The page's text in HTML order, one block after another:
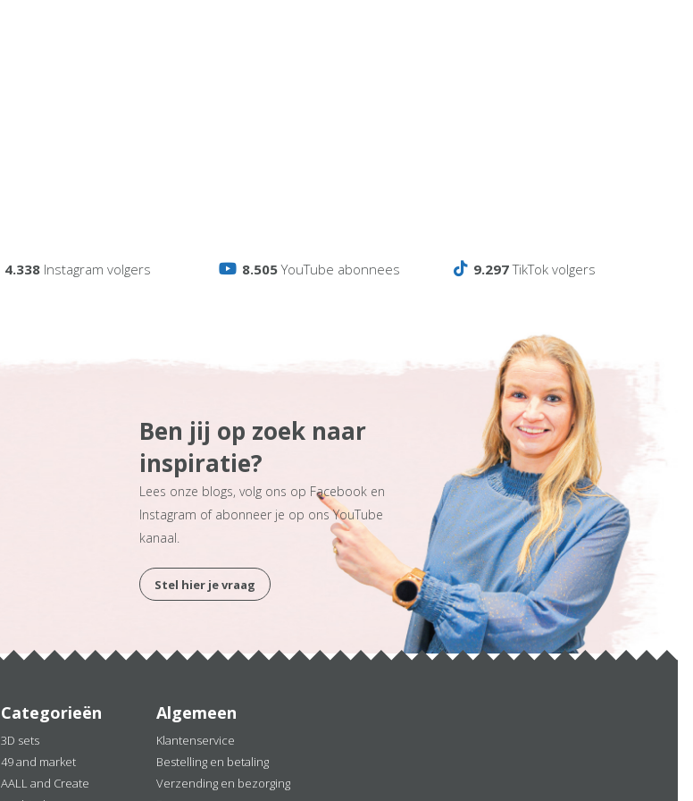
4.338Instagram volgers 8.505YouTube abonnees 9.297TikTok volgers
Ben jij op zoek naar
inspiratie?
Lees onze blogs, volg ons op Facebook en
Instagram of abonneer je op ons YouTube
kanaal.
Stel hier je vraag
Categorieën
3D sets
49 and market
AALL and Create
Algemeen
Klantenservice
Bestelling en betaling
Verzending en bezorging